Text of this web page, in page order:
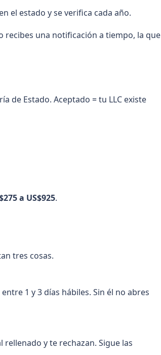
el estado y se verifica cada año.
recibes una notificación a tiempo, la que
de Estado. Aceptado = tu LLC existe
a US$925.
tres cosas.
1 y 3 días hábiles. Sin él no abres
y te rechazan. Sigue las